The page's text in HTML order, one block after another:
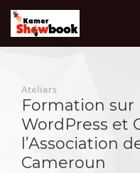
Ateliers
Formation sur
WordPress et
l’Association
Cameroun